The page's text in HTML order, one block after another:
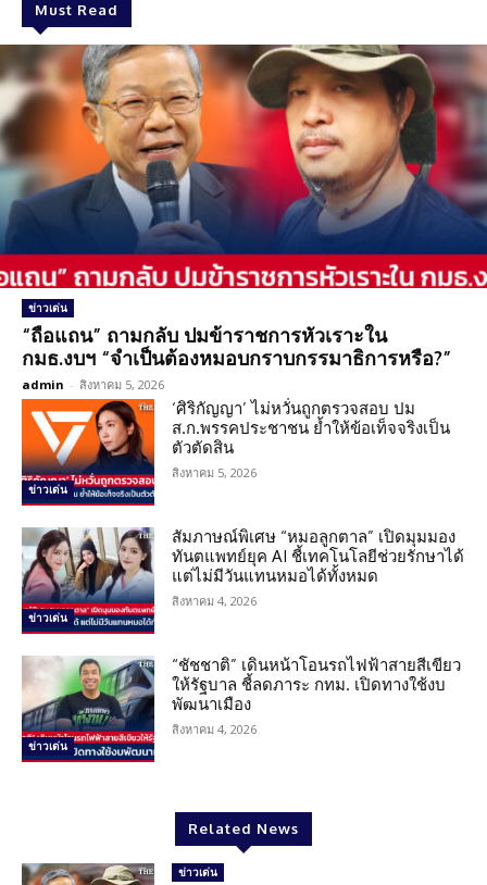
Must Read
ข่าวเด่น
“ถือแถน” ถามกลับ ปมข้าราชการหัวเราะใน
กมธ.งบฯ “จำเป็นต้องหมอบกราบกรรมาธิการหรือ?”
admin - สิงหาคม 5, 2026
ข่าวเด่น
‘ศิริกัญญา’ ไม่หวั่นถูกตรวจสอบ ปม
ส.ก.พรรคประชาชน ย้ำให้ข้อเท็จจริงเป็น
ตัวตัดสิน
สิงหาคม 5, 2026
ข่าวเด่น
สัมภาษณ์พิเศษ “หมอลูกตาล” เปิดมุมมอง
ทันตแพทย์ยุค AI ชี้เทคโนโลยีช่วยรักษาได้
แต่ไม่มีวันแทนหมอได้ทั้งหมด
สิงหาคม 4, 2026
ข่าวเด่น
“ชัชชาติ” เดินหน้าโอนรถไฟฟ้าสายสีเขียว
ให้รัฐบาล ชี้ลดภาระ กทม. เปิดทางใช้งบ
พัฒนาเมือง
สิงหาคม 4, 2026
Related News
ข่าวเด่น